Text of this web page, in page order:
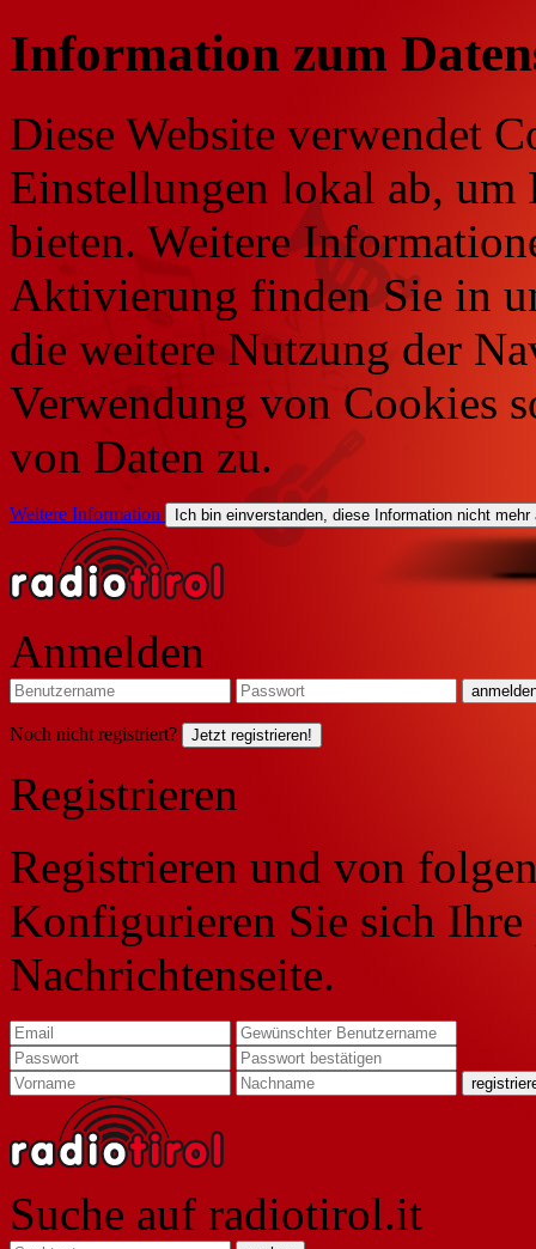
Information zum
Diese Website verwendet
Einstellungen lokal ab, um
bieten. Weitere
Aktivierung finden Sie in
die weitere Nutzung der
Verwendung von Cookies
von Daten zu.
Weitere Information Ich bin einverstanden, diese Information nicht mehr
Anmelden
Noch nicht registriert? Jetzt registrieren!
Registrieren
Registrieren und von
Konfigurieren Sie sich
Nachrichtenseite.
Suche auf radiotirol.it